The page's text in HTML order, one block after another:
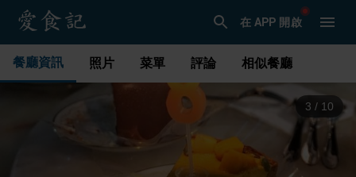
在 APP 開啟
餐廳資訊 照片 菜單 評論 相似餐廳
3 / 10